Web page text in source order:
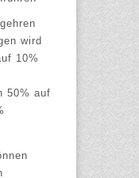
wird
10%
50% auf